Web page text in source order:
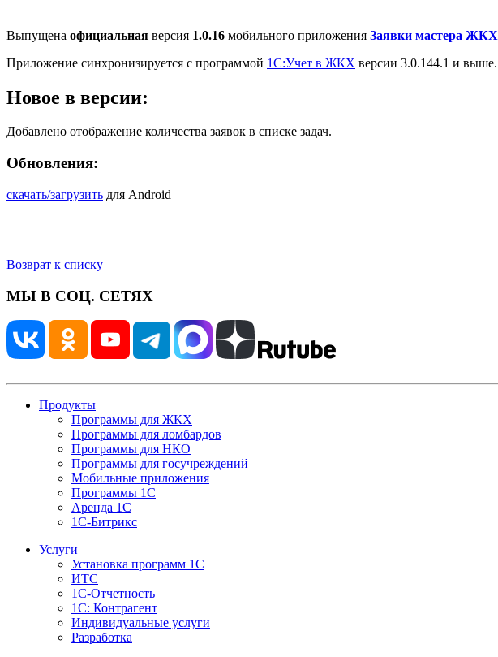
Выпущена официальная версия 1.0.16 мобильного приложения Заявки мастера ЖКХ
Приложение синхронизируется с программой 1С:Учет в ЖКХ версии 3.0.144.1 и выше.
Новое в версии:
Добавлено отображение количества заявок в списке задач.
Обновления:
скачать/загрузить для Android
Возврат к списку
МЫ В СОЦ. СЕТЯХ
Продукты
Программы для ЖКХ
Программы для ломбардов
Программы для НКО
Программы для госучреждений
Мобильные приложения
Программы 1С
Аренда 1С
1С-Битрикс
Услуги
Установка программ 1С
ИТС
1С-Отчетность
1С: Контрагент
Индивидуальные услуги
Разработка